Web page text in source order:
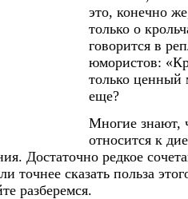
это, конечно
только о
говорится в
юмористов:
только
еще?
Многие знают,
относится к
Достаточно редкое
точнее сказать польза
разберемся.